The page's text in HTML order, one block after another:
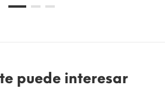
puede interesar